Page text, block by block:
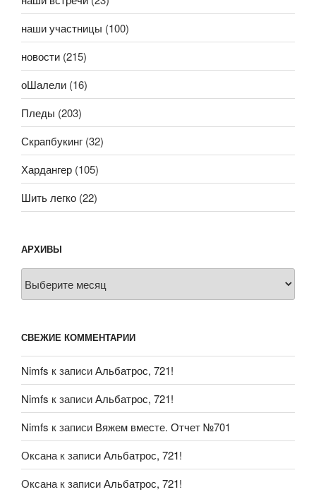
наши участницы (100)
новости (215)
оШалели (16)
Пледы (203)
Скрапбукинг (32)
Хардангер (105)
Шить легко (22)
АРХИВЫ
СВЕЖИЕ КОММЕНТАРИИ
Nimfs к записиАльбатрос, 721!
Nimfs к записиАльбатрос, 721!
Nimfs к записи Вяжем вместе. Отчет №701
Оксана к записиАльбатрос, 721!
Оксана к записиАльбатрос, 721!